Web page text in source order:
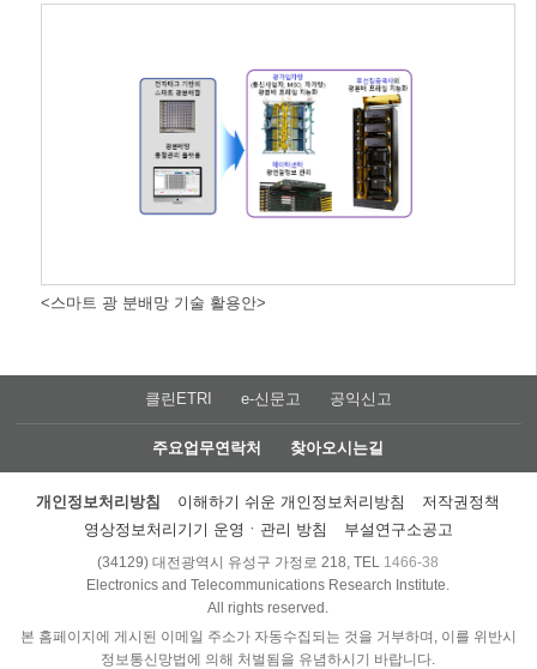
<스마트 광 분배망 기술 활용안>
클린ETRI e-신문고 공익신고
주요업무연락처 찾아오시는길
개인정보처리방침 이해하기 쉬운 개인정보처리방침
저작권정책
영상정보처리기기 운영ㆍ관리 방침
부설연구소공고
(34129) 대전광역시 유성구 가정로 218, TEL 1466-38
Electronics and Telecommunications Research Institute.
All rights reserved.
본 홈페이지에 게시된 이메일 주소가 자동수집되는 것을 거부하며, 이를 위반시
정보통신망법에 의해 처벌됨을 유념하시기 바랍니다.